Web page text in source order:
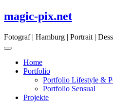
Skip
to
magic-pix.net
Fotograf | Hamburg | Portrait |
Home
Portfolio
Portfolio Lifestyle &
Portfolio Sensual
Projekte